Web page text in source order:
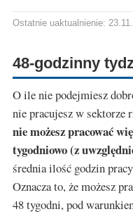
Ostatnie uaktualnienie:
48-godzinny
O ile nie podejmiesz
nie pracujesz w sektorze
nie możesz pracować
tygodniowo (z
średnia ilość godzin
Oznacza to, że możesz
48 tygodni, pod